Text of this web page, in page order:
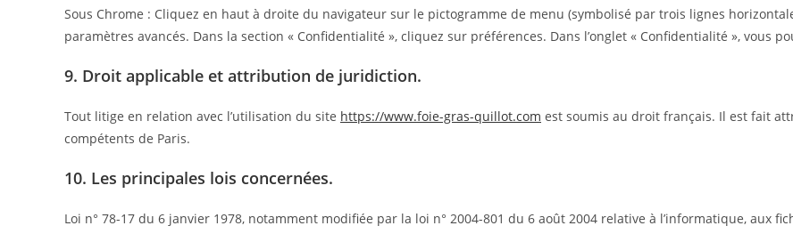
Sous Chrome : Cliquez en haut à droite du navigateur sur le pictogramme de menu (symbolisé par trois lignes
paramètres avancés. Dans la section « Confidentialité », cliquez sur préférences. Dans l’onglet « Confidentialité », vous
9. Droit applicable et attribution de juridiction.
Tout litige en relation avec l’utilisation du site https://www.foie-gras-quillot.com est soumis au droit français. Il est fait
compétents de Paris.
10. Les principales lois concernées.
Loi n° 78-17 du 6 janvier 1978, notamment modifiée par la loi n° 2004-801 du 6 août 2004 relative à l’informatique, aux